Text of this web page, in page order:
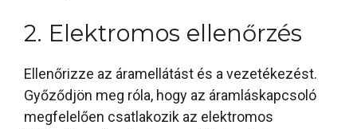
2. Elektromos ellenőrzés
Ellenőrizze az áramellátást és a vezetékezést.
Győződjön meg róla, hogy az áramláskapcsoló
megfelelően csatlakozik az elektromos